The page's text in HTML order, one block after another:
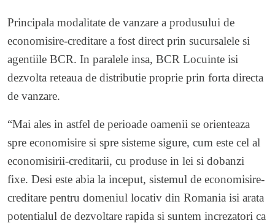
Principala modalitate de vanzare a produsului de
economisire-creditare a fost direct prin sucursalele si
agentiile BCR. In paralele insa, BCR Locuinte isi
dezvolta reteaua de distributie proprie prin forta directa
de vanzare.
“Mai ales in astfel de perioade oamenii se orienteaza
spre economisire si spre sisteme sigure, cum este cel al
economisirii-creditarii, cu produse in lei si dobanzi
fixe. Desi este abia la inceput, sistemul de economisire-
creditare pentru domeniul locativ din Romania isi arata
potentialul de dezvoltare rapida si suntem increzatori ca